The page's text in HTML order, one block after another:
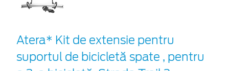
Atera* Kit de extensie pentru
suportul de bicicletă spate , pentru